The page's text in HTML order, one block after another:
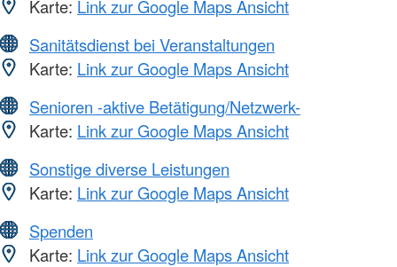
Karte: Link zur Google Maps Ansicht
Sanitätsdienst bei Veranstaltungen
Karte: Link zur Google Maps Ansicht
Senioren -aktive Betätigung/Netzwerk-
Karte: Link zur Google Maps Ansicht
Sonstige diverse Leistungen
Karte: Link zur Google Maps Ansicht
Spenden
Karte: Link zur Google Maps Ansicht